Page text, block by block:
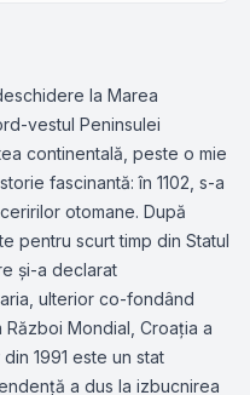
la Marea
vestul Peninsulei
continentală, peste o mie
fascinantă: în 1102, s-a
otomane. După
pentru scurt timp din Statul
și-a declarat
ulterior co-fondând
Război Mondial, Croația a
1991 este un stat
a dus la izbucnirea